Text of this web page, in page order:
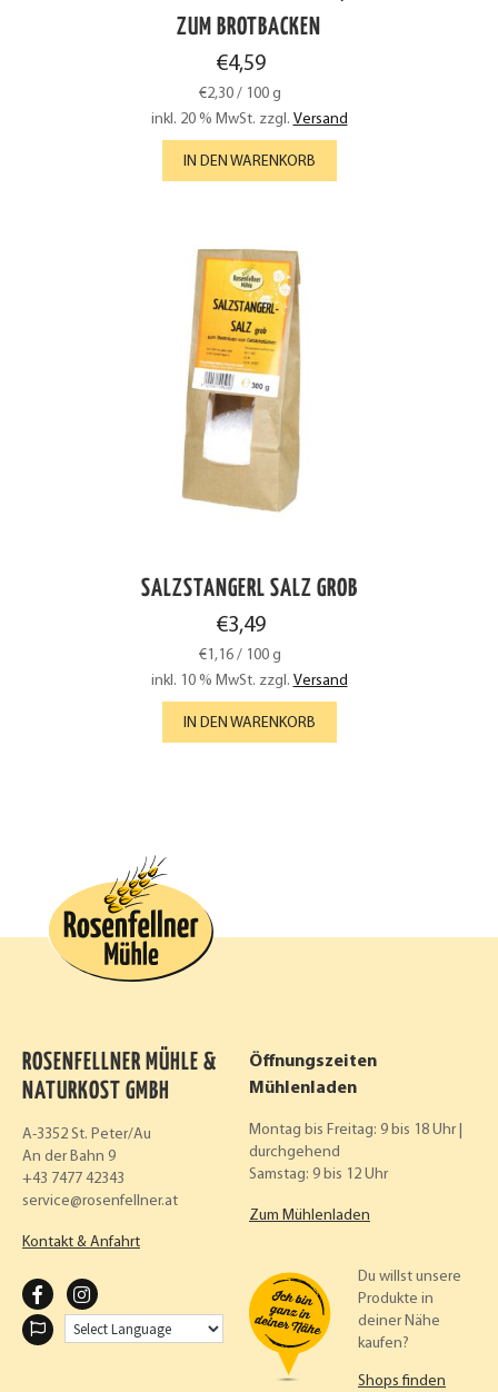
ZUM BROTBACKEN
€4,59
€2,30 / 100 g
inkl. 20 % MwSt. zzgl. Versand
IN DEN WARENKORB
SALZSTANGERL SALZ GROB
€3,49
€1,16 / 100 g
inkl. 10 % MwSt. zzgl. Versand
IN DEN WARENKORB
ROSENFELLNER MÜHLE &
NATURKOST GMBH
A-3352 St. Peter/Au
An der Bahn 9
+43 7477 42343
service
rosenfellner.at
Kontakt & Anfahrt
F
N
Öffnungszeiten
Mühlenladen
Montag bis Freitag: 9 bis 18 Uhr |
durchgehend
Samstag: 9 bis 12 Uhr
Zum Mühlenladen
Du willst unsere
Produkte in
deiner Nähe
kaufen?
Shops finden